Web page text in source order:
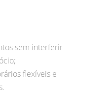
sem interferir
flexíveis e